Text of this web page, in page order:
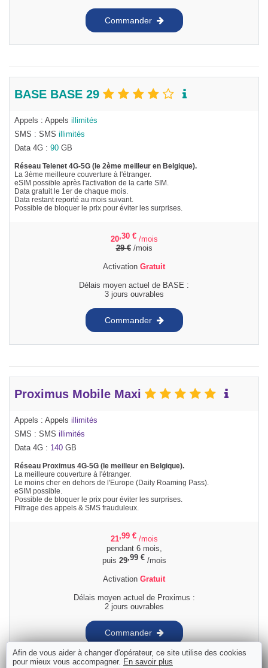
Commander
BASE BASE 29
Appels : Appels illimités
SMS : SMS illimités
Data 4G : 90 GB
Réseau Telenet 4G-5G (le 2ème meilleur en Belgique).
La 3ème meilleure couverture à l'étranger.
eSIM possible après l'activation de la carte SIM.
Data gratuit le 1er de chaque mois.
Data restant reporté au mois suivant.
Possible de bloquer le prix pour éviter les surprises.
20,30 € /mois
29€/mois
Activation Gratuit
Délais moyen actuel de BASE :
3 jours ouvrables
Commander
Proximus Mobile Maxi
Appels : Appels illimités
SMS : SMS illimités
Data 4G : 140 GB
Réseau Proximus 4G-5G (le meilleur en Belgique).
La meilleure couverture à l'étranger.
Le moins cher en dehors de l'Europe (Daily Roaming Pass).
eSIM possible.
Possible de bloquer le prix pour éviter les surprises.
Filtrage des appels & SMS frauduleux.
21,99 € /mois
pendant 6 mois,
puis 29,99 €/mois
Activation Gratuit
Délais moyen actuel de Proximus :
2 jours ouvrables
Commander
Afin de vous aider à changer d'opérateur, ce site utilise des cookies
pour mieux vous accompagner. En savoir plus